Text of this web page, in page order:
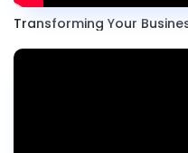
Transforming Your